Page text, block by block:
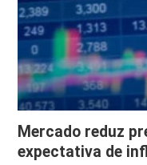
Mercado reduz
expectativa de